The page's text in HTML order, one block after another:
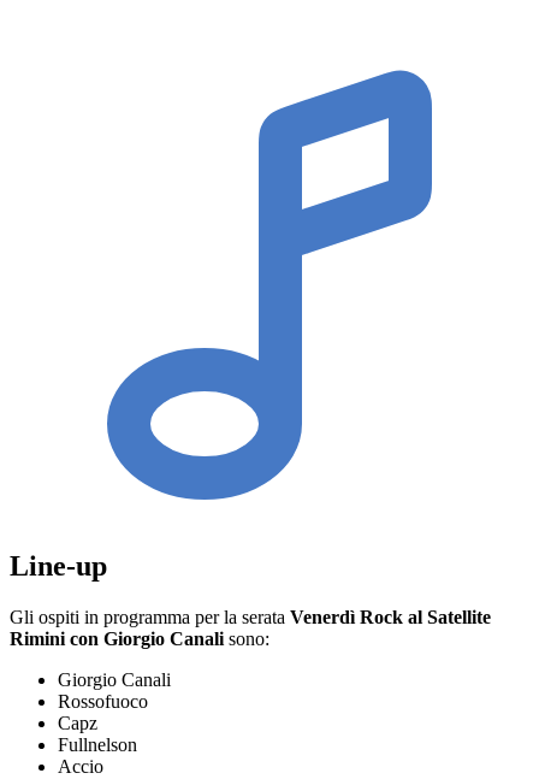
Line-up
Gli ospiti in programma per la serata Venerdì Rock al Satellite
Rimini con Giorgio Canali sono:
Giorgio Canali
Rossofuoco
Capz
Fullnelson
Accio